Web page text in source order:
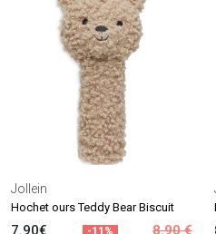
Jollein
Hochet ours Teddy Bear Biscuit
7.90€ -11% 8.90 €